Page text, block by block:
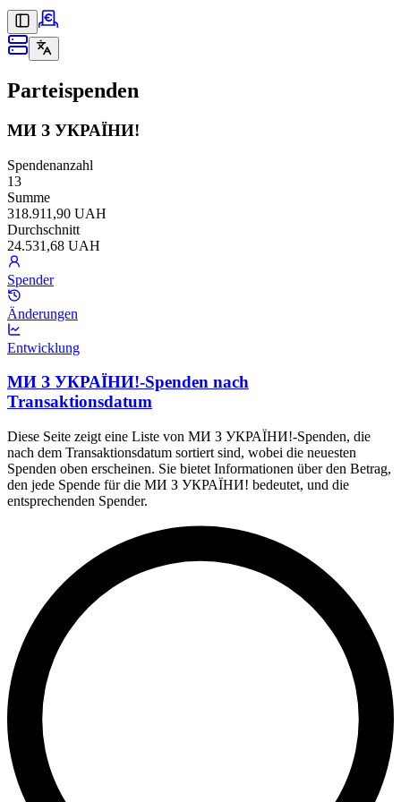
Parteispenden
МИ З УКРАЇНИ!
Spendenanzahl
13
Summe
318.911,90 UAH
Durchschnitt
24.531,68 UAH
Spender
Änderungen
Entwicklung
МИ З УКРАЇНИ!-Spenden nach
Transaktionsdatum
Diese Seite zeigt eine Liste von МИ З УКРАЇНИ!-Spenden, die
nach dem Transaktionsdatum sortiert sind, wobei die neuesten
Spenden oben erscheinen. Sie bietet Informationen über den Betrag,
den jede Spende für die МИ З УКРАЇНИ! bedeutet, und die
entsprechenden Spender.